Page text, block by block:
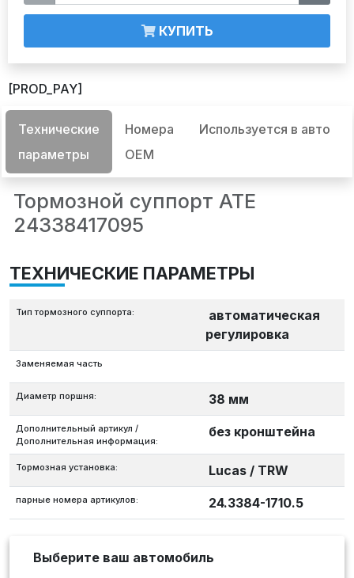
КУПИТЬ
[PROD_PAY]
Технические
параметры
Номера
OEM
Используется в авто
Тормозной суппорт ATE
24338417095
ТЕХНИЧЕСКИЕ ПАРАМЕТРЫ
Тип тормозного суппорта:
автоматическая
регулировка
Заменяемая часть
Диаметр поршня: 38 мм
Дополнительный артикул /
Дополнительная информация:
без кронштейна
Тормозная установка: Lucas / TRW
парные номера артикулов: 24.3384-1710.5
Выберите ваш автомобиль